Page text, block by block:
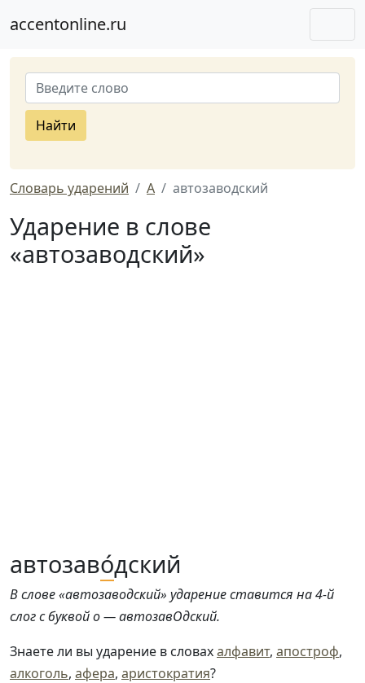
accentonline.ru
Найти
Словарь ударений А автозаводский
Ударение в слове
«автозаводский»
автозаво́дский
В слове «автозаводский» ударение ставится на 4-й
слог с буквой о — автозавОдский.
Знаете ли вы ударение в словахалфавит, апостроф,
алкоголь, афера, аристократия?